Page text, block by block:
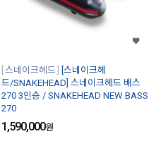
스네이크헤드
[스네이크헤
드/SNAKEHEAD] 스네이크헤드 배스
270 3인승 / SNAKEHEAD NEW BASS
270
1,590,000원